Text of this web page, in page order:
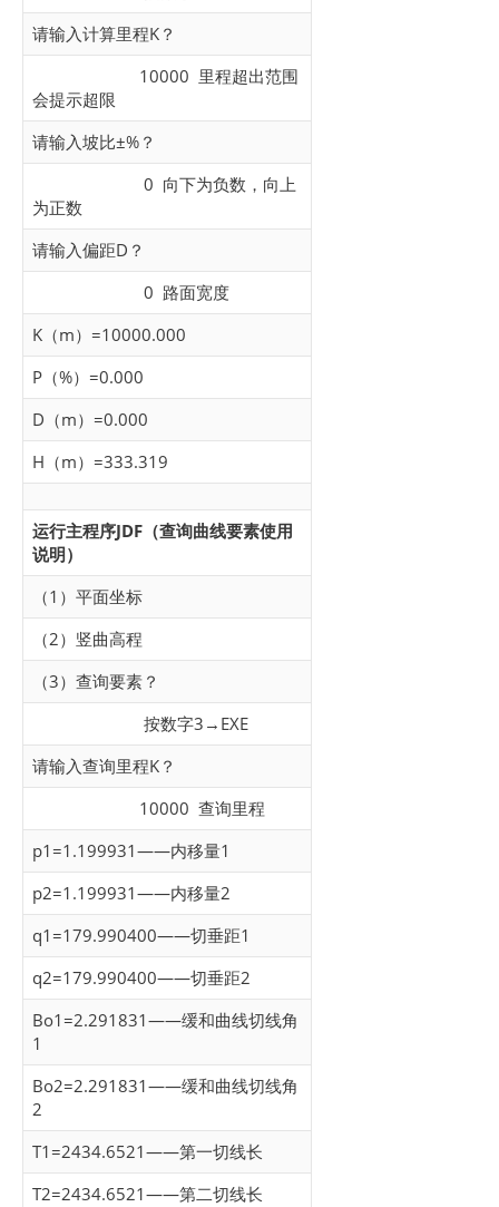
请输入计算里程K？
10000 里程超出范围
会提示超限
请输入坡比±%？
0 向下为负数，向上
为正数
请输入偏距D？
0 路面宽度
K（m）=10000.000
P（%）=0.000
D（m）=0.000
H（m）=333.319
运行主程序JDF（查询曲线要素使用
说明）
（1）平面坐标
（2）竖曲高程
（3）查询要素？
按数字3→EXE
请输入查询里程K？
10000 查询里程
p1=1.199931——内移量1
p2=1.199931——内移量2
q1=179.990400——切垂距1
q2=179.990400——切垂距2
Bo1=2.291831——缓和曲线切线角
1
Bo2=2.291831——缓和曲线切线角
2
T1=2434.6521——第一切线长
T2=2434.6521——第二切线长